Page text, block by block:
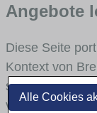
Alle Cookies
Angebote
Diese Seite
Kontext von
skizzieren, in
vertreten ist,